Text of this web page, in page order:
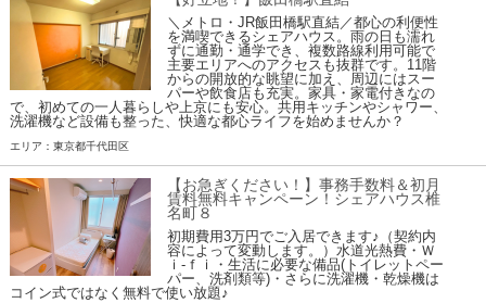
＼メトロ・JR飯田橋駅直結／都心の利便性
を満喫できるシェアハウス。雨の日も濡れ
ずに通勤・通学でき、複数路線利用可能で
主要エリアへのアクセスも抜群です。11階
からの開放的な眺望に加え、周辺にはスー
パーや飲食店も充実。家具・家電付きなの
で、初めての一人暮らしや上京にも安心。共用キッチンやシャワー、
洗濯機など設備も整った、快適な都心ライフを始めませんか？
エリア：東京都千代田区
【お急ぎください！】事務手数料＆初月
賃料無料キャンペーン！シェアハウス椎
名町８
初期費用3万円でご入居できます♪（契約内
容によって変動します。）水道光熱費・Ｗ
ｉ-ｆｉ・生活に必要な備品(トイレットペー
パー、洗剤類等)・さらに洗濯機・乾燥機は
コイン式ではなく無料で使い放題♪